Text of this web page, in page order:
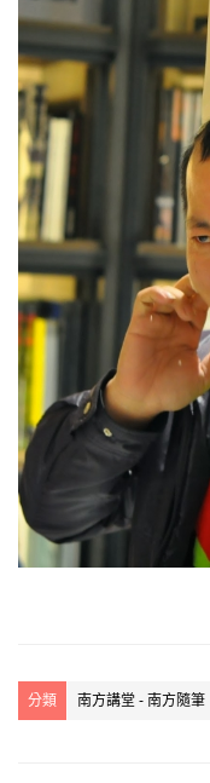
分類 南方講堂 - 南方隨筆